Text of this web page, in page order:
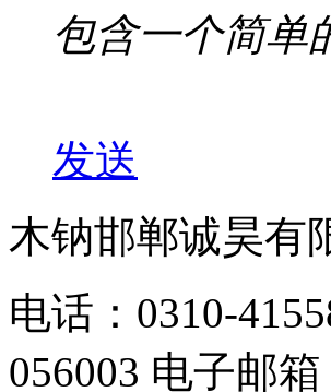
包含一个简单
发送
木钠邯郸诚昊有
电话：0310-
056003 电子邮箱